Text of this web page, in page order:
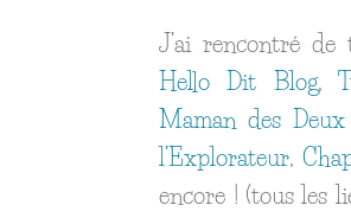
J’ai rencontré de
Hello Dit Blog,
Maman des
l’Explorateur,
encore ! (tous les